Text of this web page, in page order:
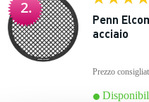
2.
Penn
acciaio
Prezzo